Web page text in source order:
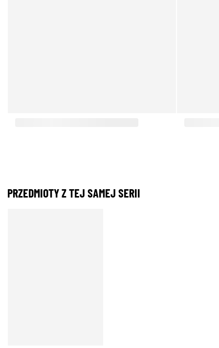
PRZEDMIOTY Z TEJ SAMEJ SERII